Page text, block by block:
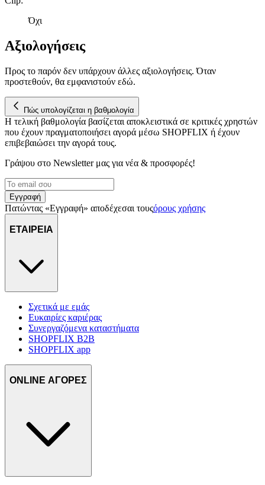
Όχι
Αξιολογήσεις
Προς το παρόν δεν υπάρχουν άλλες αξιολογήσεις. Όταν
προστεθούν, θα εμφανιστούν εδώ.
Πώς υπολογίζεται η βαθμολογία
Η τελική βαθμολογία βασίζεται αποκλειστικά σε κριτικές χρηστών
που έχουν πραγματοποιήσει αγορά μέσω SHOPFLIX ή έχουν
επιβεβαιώσει την αγορά τους.
Γράψου στο Νewsletter μας για νέα & προσφορές!
Εγγραφή
Πατώντας «Εγγραφή» αποδέχεσαι τουςόρους χρήσης
ΕΤΑΙΡΕΙΑ
Σχετικά με εμάς
Ευκαιρίες καριέρας
Συνεργαζόμενα καταστήματα
SHOPFLIX B2B
SHOPFLIX app
ONLINE ΑΓΟΡΕΣ